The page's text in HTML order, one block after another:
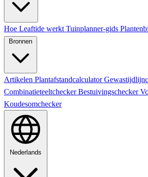
Hoe Leaftide werkt Tuinplanner-gids
Bronnen
Artikelen Plantafstandcalculator
CombinatieteeltcheckerBestuivingschecker
Koudesomchecker
Nederlands